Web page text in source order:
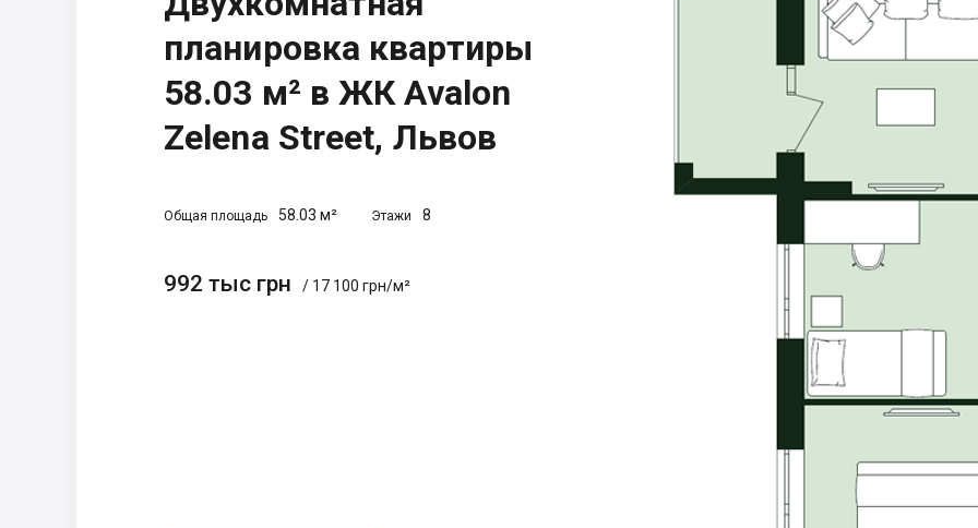
планировка квартиры
58.03 м² в ЖК Avalon
Zelena Street, Львов
Общая площадь 58.03 м² Этажи 8
992 тыс грн / 17 100 грн/м²